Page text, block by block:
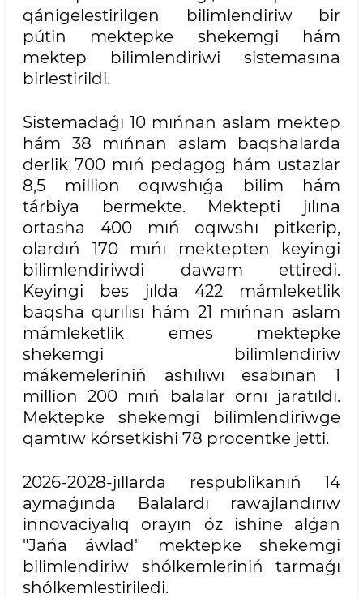
qánigelestirilgen bilimlendiriw bir
pútin mektepke shekemgi hám
mektep bilimlendiriwi sistemasına
birlestirildi.
Sistemadaǵı 10 mıńnan aslam mektep
hám 38 mıńnan aslam baqshalarda
derlik 700 mıń pedagog hám ustazlar
8,5 million oqıwshıǵa bilim hám
tárbiya bermekte. Mektepti jılına
ortasha 400 mıń oqıwshı pitkerip,
olardıń 170 mıńı mektepten keyingi
bilimlendiriwdi dawam ettiredi.
Keyingi bes jılda 422 mámleketlik
baqsha qurılısı hám 21 mıńnan aslam
mámleketlik emes mektepke
shekemgi bilimlendiriw
mákemeleriniń ashılıwı esabınan 1
million 200 mıń balalar ornı jaratıldı.
Mektepke shekemgi bilimlendiriwge
qamtıw kórsetkishi 78 procentke jetti.
2026-2028-jıllarda respublikanıń 14
aymaǵında Balalardı rawajlandırıw
innovaciyalıq orayın óz ishine alǵan
"Jańa áwlad" mektepke shekemgi
bilimlendiriw shólkemleriniń tarmaǵı
shólkemlestiriledi.